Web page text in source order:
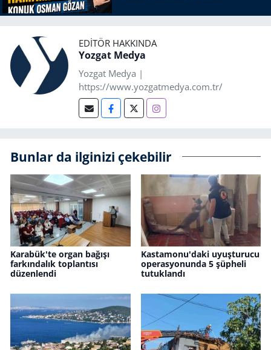
EDITÖR HAKKINDA
Yozgat Medya
Yozgat Medya |
https://www.yozgatmedya.com.tr/
Bunlar da ilginizi çekebilir
Karabük'te organ bağışı
farkındalık toplantısı
düzenlendi
Kastamonu'daki uyuşturucu
operasyonunda 5 şüpheli
tutuklandı